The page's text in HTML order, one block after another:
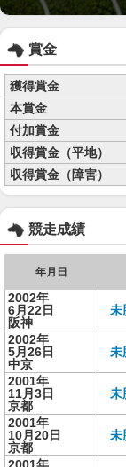
賞金
獲得賞金
本賞金
付加賞金
収得賞金（平地）
収得賞金（障害）
競走成績
年月日
2002年
6月22日
阪神
未
2002年
5月26日
中京
未
2001年
11月3日
京都
未
2001年
10月20日
京都
未